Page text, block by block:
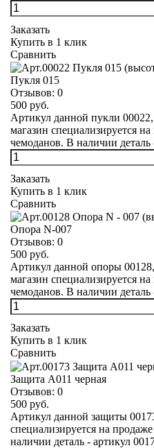
Заказать
Купить в 1 клик
Сравнить
Пукля 015
Отзывов: 0
500 руб.
Артикул данной пукли
магазин специализируется
чемоданов. В наличии деталь
Заказать
Купить в 1 клик
Сравнить
Опора N-007
Отзывов: 0
500 руб.
Артикул данной опоры
магазин специализируется
чемоданов. В наличии деталь
Заказать
Купить в 1 клик
Сравнить
Защита А011 черная
Отзывов: 0
500 руб.
Артикул данной защиты
специализируется на
наличии деталь - артикул